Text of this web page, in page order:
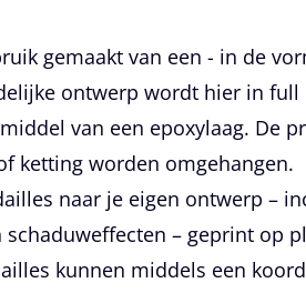
gemaakt van een - in de
ontwerp wordt hier in
van een epoxylaag. De
ketting worden omgehangen.
naar je eigen ontwerp –
– geprint op
kunnen middels een